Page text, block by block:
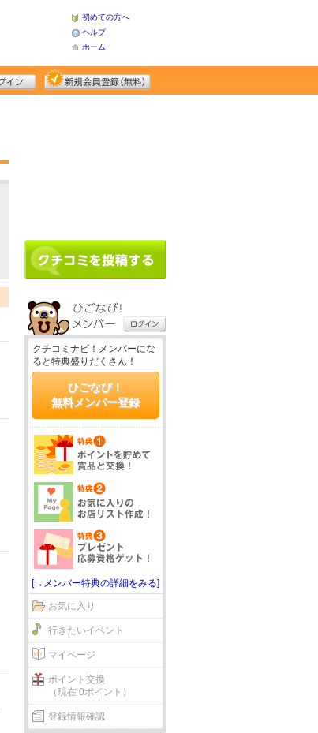
初めての方へ
ヘルプ
ホーム
クチコミナビ！メンバーにな
ると特典盛りだくさん！
ひごなび！
無料メンバー登録
[→メンバー特典の詳細をみる]
お気に入り
行きたいイベント
マイページ
ポイント交換
（現在 0ポイント）
登録情報確認